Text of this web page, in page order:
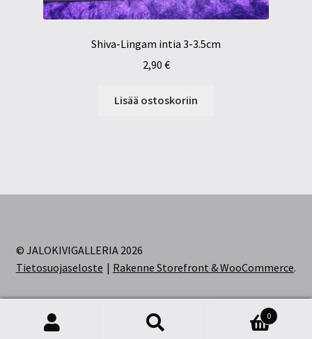
Shiva-Lingam intia 3-3.5cm
2,90 €
Lisää ostoskoriin
© JALOKIVIGALLERIA 2026
Tietosuojaseloste
Rakenne Storefront & WooCommerce.
0